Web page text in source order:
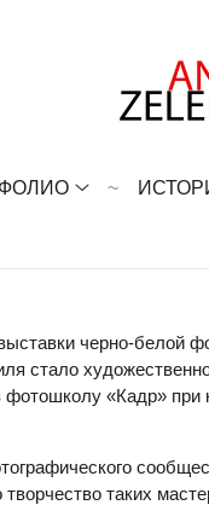
черно-белой
стало
фотошколу «Кадр»
творчество таких